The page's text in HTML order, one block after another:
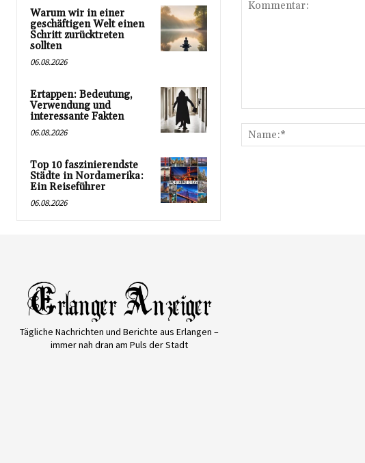
Warum wir in einer
geschäftigen Welt einen
Schritt zurücktreten
sollten
06.08.2026
Ertappen: Bedeutung,
Verwendung und
interessante Fakten
06.08.2026
Top 10 faszinierendste
Städte in Nordamerika:
Ein Reiseführer
06.08.2026
Tägliche Nachrichten und Berichte aus Erlangen –
immer nah dran am Puls der Stadt